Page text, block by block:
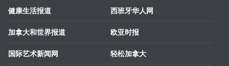
健康生活报道
加拿大和世界报道
国际艺术新闻网
西班牙华人网
欧亚时报
轻松加拿大